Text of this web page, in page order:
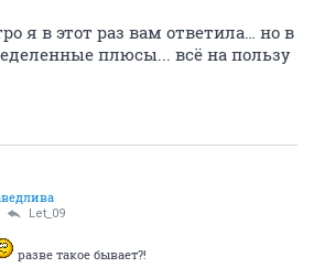
я в этот раз вам ответила… но в
плюсы... всё на пользу
Let_09
разве такое бывает?!